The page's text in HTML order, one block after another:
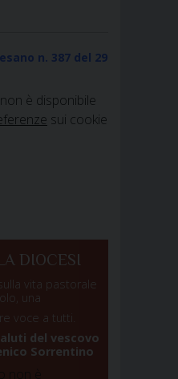
n. 387 del 29
è disponibile
sui cookie
DIOCESI
vita pastorale
una
voce a tutti.
del vescovo
Sorrentino